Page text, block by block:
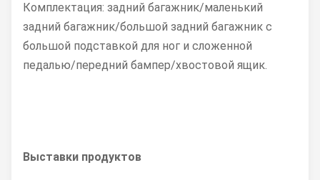
Комплектация: задний багажник/маленький
задний багажник/большой задний багажник с
большой подставкой для ног и сложенной
педалью/передний бампер/хвостовой ящик.
Выставки продуктов